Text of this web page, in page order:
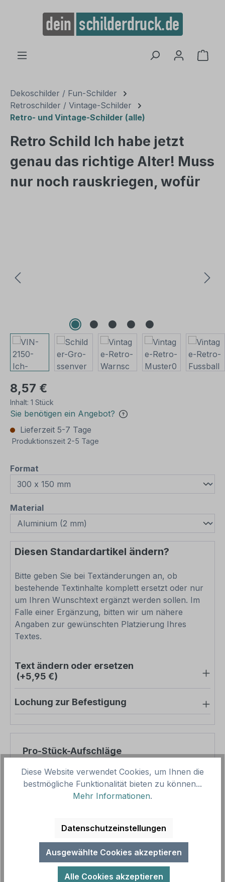
springen
Dekoschilder / Fun-Schilder
Retroschilder / Vintage-Schilder
Retro- und Vintage-Schilder (alle)
Retro Schild Ich habe jetzt
genau das richtige Alter! Muss
nur noch rauskriegen, wofür
8,57 €
Inhalt: 1 Stück
Sie benötigen ein Angebot?
Lieferzeit 5-7 Tage
Produktionszeit 2-5 Tage
Format
Materialauswählen
Diesen Standardartikel ändern?
Bitte geben Sie bei Textänderungen an, ob
bestehende Textinhalte komplett ersetzt oder nur
um Ihren Wunschtext ergänzt werden sollen. Im
Falle einer Ergänzung, bitten wir um nähere
Angaben zur gewünschten Platzierung Ihres
Textes.
Text ändern oder ersetzen
(+5,95 €)
Lochung zur Befestigung
Pro-Stück-Aufschläge
Produktpreis
8,57 €
Zwischensumme
Gesamtpreis
8,57 €
Preise inkl. MwSt. zzgl. Versandkosten
Aufgrund von Neuberechnungen im Warenkorb sind
abweichende Endpreise möglich.
Diese Website verwendet Cookies, um Ihnen die
bestmögliche Funktionalität bieten zu können...
Mehr Informationen.
Datenschutzeinstellungen
Ausgewählte Cookies akzeptieren
Alle Cookies akzeptieren